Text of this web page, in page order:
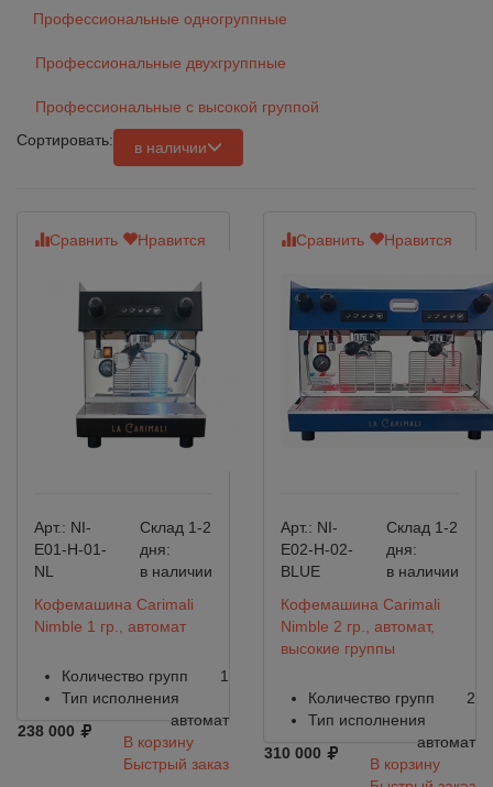
Профессиональные одногруппные
Профессиональные двухгруппные
Профессиональные с высокой группой
Сортировать:
в наличии
Сравнить Нравится
Арт.: NI-
E01-H-01-
NL
Склад 1-2
дня:
в наличии
Кофемашина Carimali
Nimble 1 гр., автомат
Количество групп
1
Тип исполнения
автомат
238 000
В корзину
Быстрый заказ
Сравнить Нравится
Арт.: NI-
E02-H-02-
BLUE
Склад 1-2
дня:
в наличии
Кофемашина Carimali
Nimble 2 гр., автомат,
высокие группы
Количество групп
2
Тип исполнения
автомат
310 000
В корзину